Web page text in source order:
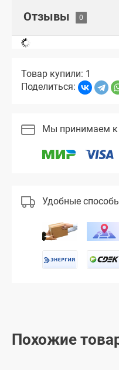
Отзывы
Товар купили: 1
Поделиться:
Мы принимаем к
Удобные
Похожие